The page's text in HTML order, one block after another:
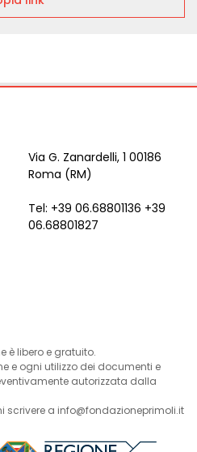
Via G. Zanardelli, 1 00186
Roma (RM)
Tel: +39 06.68801136 +39
06.68801827
è libero e gratuito.
e ogni utilizzo dei documenti e
autorizzata dalla
scrivere a info@fondazioneprimoli.it